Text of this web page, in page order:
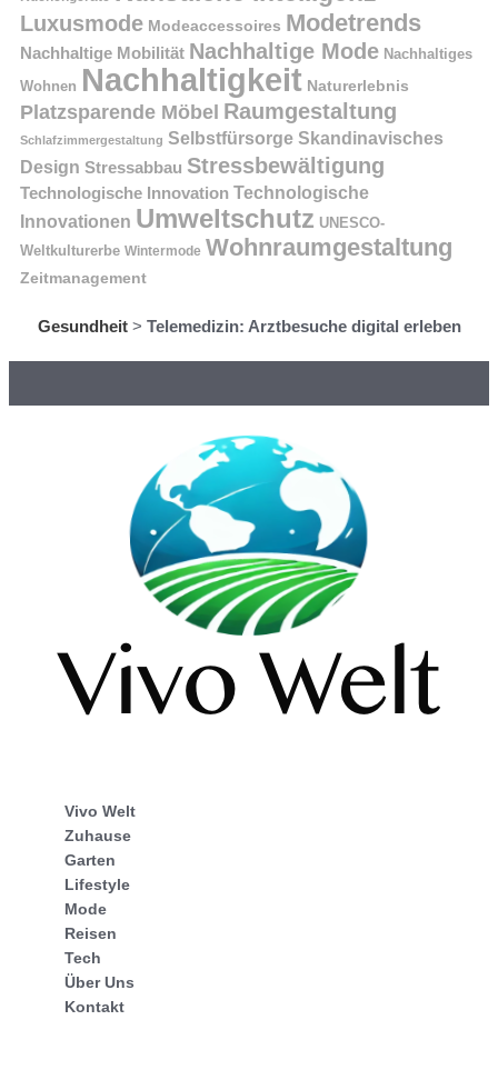
Luxusmode Modeaccessoires Modetrends
Nachhaltige Mobilität Nachhaltige Mode Nachhaltiges
Wohnen Nachhaltigkeit Naturerlebnis
Platzsparende Möbel Raumgestaltung
Schlafzimmergestaltung Selbstfürsorge Skandinavisches
Design Stressabbau Stressbewältigung
Technologische Innovation Technologische
Innovationen Umweltschutz UNESCO-
Weltkulturerbe Wintermode Wohnraumgestaltung
Zeitmanagement
Gesundheit> Telemedizin: Arztbesuche digital erleben
Vivo Welt
Zuhause
Garten
Lifestyle
Mode
Reisen
Tech
Über Uns
Kontakt